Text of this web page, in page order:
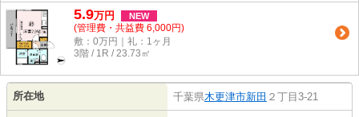
5.9万円 NEW
(管理費・共益費 6,000円)
敷：0万円｜礼：1ヶ月
3階 / 1R / 23.73㎡
所在地 千葉県木更津市新田 ２丁目3-21